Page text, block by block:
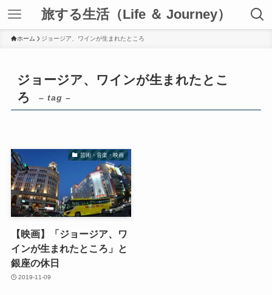
旅する生活（Life ＆ Journey）
ホーム ジョージア、ワインが生まれたところ
ジョージア、ワインが生まれたとこ
ろ
– tag –
芸術・音楽・映画
【映画】「ジョージア、ワ
インが生まれたところ」と
銀座の休日
2019-11-09